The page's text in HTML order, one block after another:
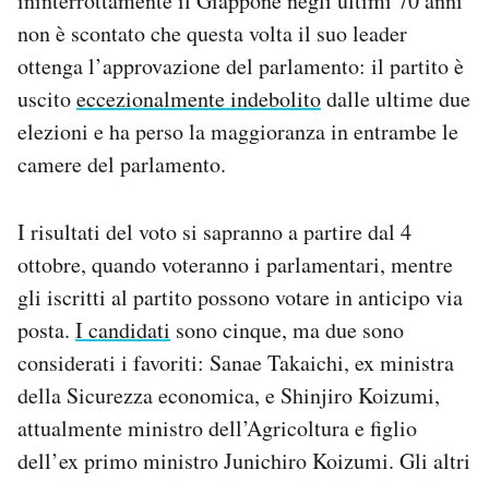
non è scontato che questa volta il suo leader
ottenga l’approvazione del parlamento: il partito è
uscitoeccezionalmente indebolitodalle ultime due
elezioni e ha perso la maggioranza in entrambe le
camere del parlamento.
I risultati del voto si sapranno a partire dal 4
ottobre, quando voteranno i parlamentari, mentre
gli iscritti al partito possono votare in anticipo via
posta. I candidati sono cinque, ma due sono
considerati i favoriti: Sanae Takaichi, ex ministra
della Sicurezza economica, e Shinjiro Koizumi,
attualmente ministro dell’Agricoltura e figlio
dell’ex primo ministro Junichiro Koizumi. Gli altri